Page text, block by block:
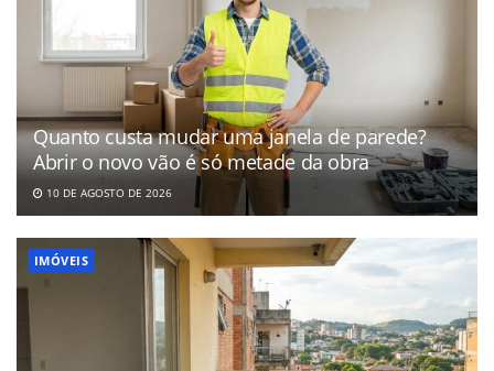
Quanto custa mudar uma janela de parede?
Abrir o novo vão é só metade da obra
10 DE AGOSTO DE 2026
IMÓVEIS